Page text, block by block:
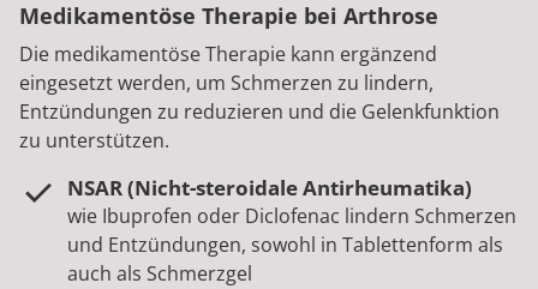
Medikamentöse Therapie bei Arthrose
Die medikamentöse Therapie kann ergänzend
eingesetzt werden, um Schmerzen zu lindern,
Entzündungen zu reduzieren und die Gelenkfunktion
zu unterstützen.
NSAR (Nicht-steroidale Antirheumatika)
wie Ibuprofen oder Diclofenac lindern Schmerzen
und Entzündungen, sowohl in Tablettenform als
auch als Schmerzgel